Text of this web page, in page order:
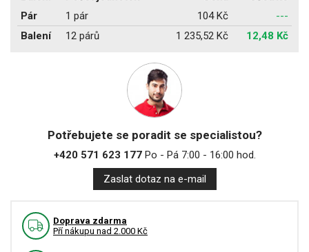
Pár
1 pár 104 Kč
---
Balení
12 párů 1 235,52 Kč 12,48 Kč
Potřebujete se poradit se specialistou?
+420 571 623 177Po - Pá 7:00 - 16:00 hod.
Zaslat dotaz na e-mail
Doprava zdarma
Pří nákupu nad 2.000 Kč